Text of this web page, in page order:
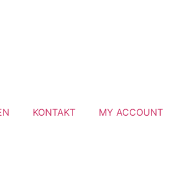
KONTAKT MY ACCOUNT